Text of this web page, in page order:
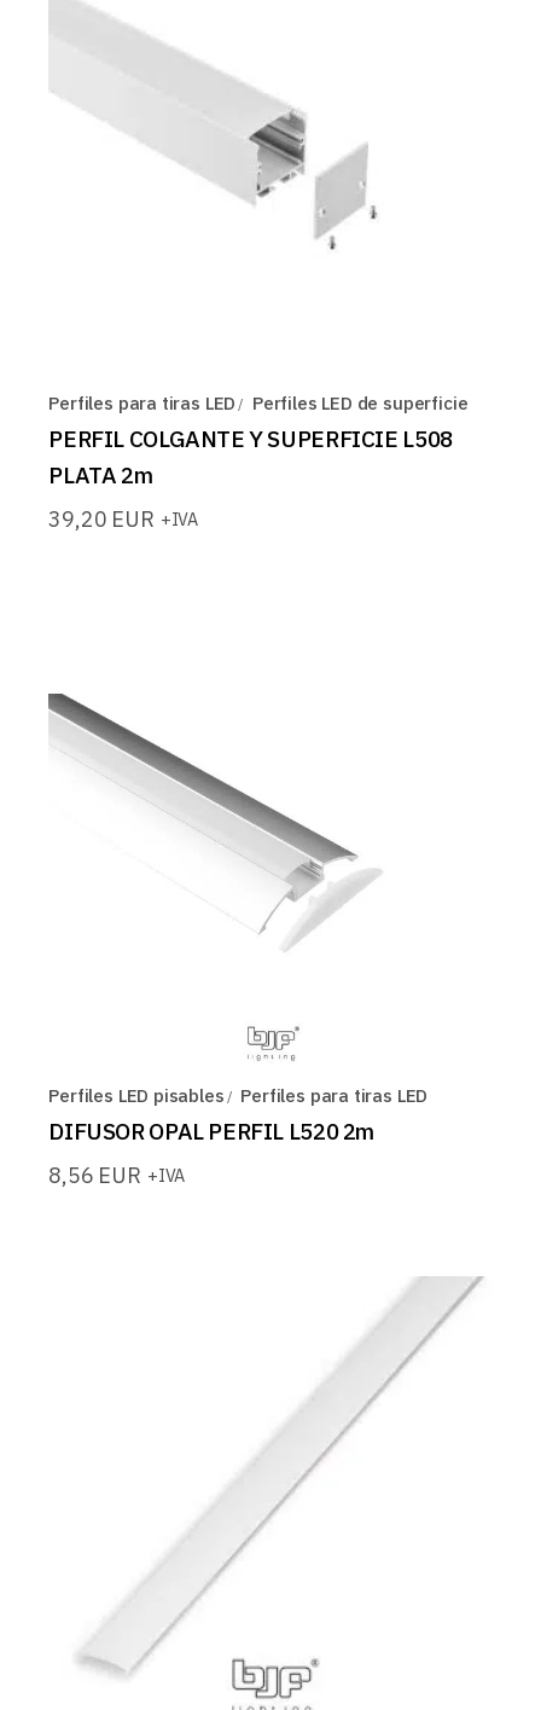
Perfiles para tiras LED Perfiles LED de superficie
PERFIL COLGANTE Y SUPERFICIE L508
PLATA 2m
39,20 EUR +IVA
Perfiles LED pisables Perfiles para tiras LED
DIFUSOR OPAL PERFIL L520 2m
8,56 EUR +IVA